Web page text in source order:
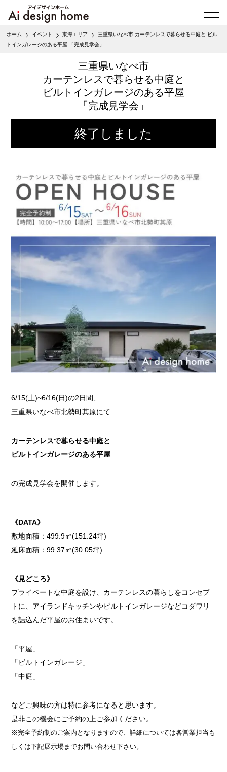
メ
ニ
ー
ホーム イベント 東海エリア
三重県いなべ市 カーテンレスで暮らせる中庭と ビル
トインガレージのある平屋 「完成見学会」
三重県いなべ市
カーテンレスで暮らせる中庭と
ビルトインガレージのある平屋
「完成見学会」
6/15(土)~6/16(日)の2日間、
三重県いなべ市北勢町其原にて
カーテンレスで暮らせる中庭と
ビルトインガレージのある平屋
の完成見学会を開催します。
《DATA》
敷地面積：499.9㎡(151.24坪)
延床面積：99.37㎡(30.05坪)
《見どころ》
プライベートな中庭を設け、カーテンレスの暮らしをコンセプ
トに、アイランドキッチンやビルトインガレージなどコダワリ
を詰込んだ平屋のお住まいです。
「平屋」
「ビルトインガレージ」
「中庭」
などご興味の方は特に参考になると思います。
是非この機会にご予約の上ご参加ください。
※完全予約制のご案内となりますので、詳細については各営業担当も
しくは下記展示場までお問い合わせ下さい。